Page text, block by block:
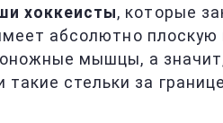
хоккеисты, которые
абсолютно
мышцы, а
стельки за